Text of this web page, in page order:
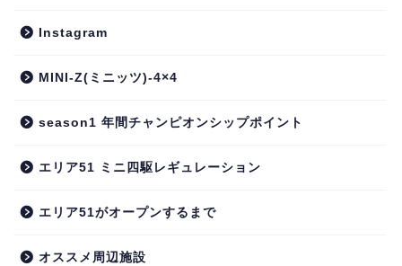
Instagram
MINI-Z(ミニッツ)-4×4
season1 年間チャンピオンシップポイント
エリア51 ミニ四駆レギュレーション
エリア51がオープンするまで
オススメ周辺施設